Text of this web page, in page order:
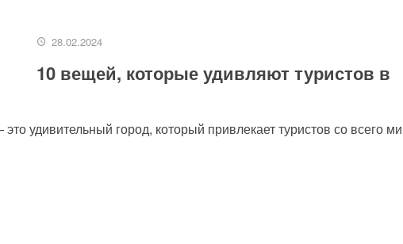
28.02.2024
10 вещей, которые удивляют туристов в
удивительный город, который привлекает туристов со всего